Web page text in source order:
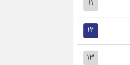
۱۱
۱۲
۱۳